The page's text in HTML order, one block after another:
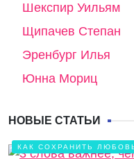
Шекспир Уильям
Щипачев Степан
Эренбург Илья
Юнна Мориц
НОВЫЕ СТАТЬИ
КАК СОХРАНИТЬ